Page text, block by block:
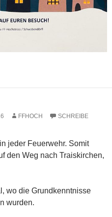
FFHOCH
SCHREIBE
jeder Feuerwehr. Somit
den Weg nach Traiskirchen,
wo die Grundkenntnisse
wurden.